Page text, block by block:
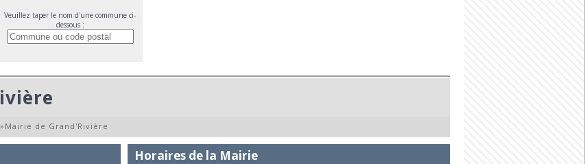
Veuillez taper le nom d'une commune ci-
dessous :
» Mairie de Grand'Rivière
Horaires de la Mairie